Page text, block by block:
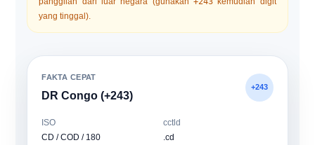
yang tinggal).
FAKTA CEPAT
DR Congo (+243)
+243
ISO
CD / COD / 180
cctld
.cd